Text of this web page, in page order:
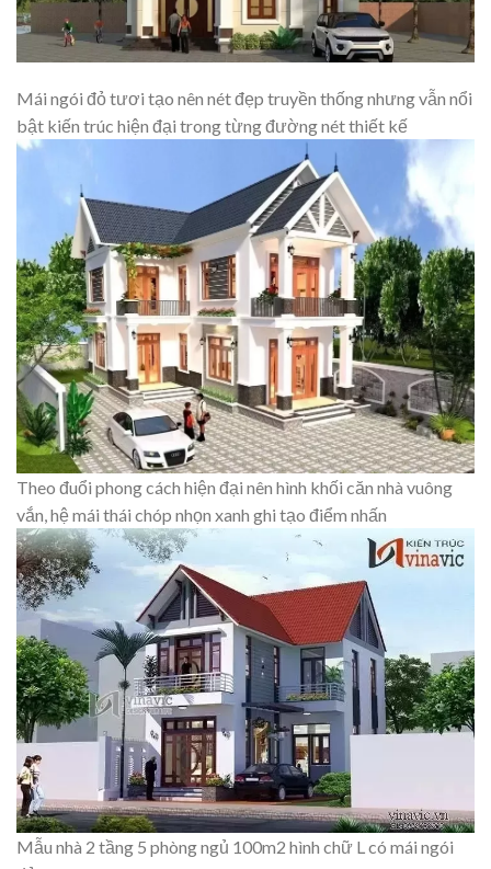
Mái ngói đỏ tươi tạo nên nét đẹp truyền thống nhưng vẫn nổi
bật kiến trúc hiện đại trong từng đường nét thiết kế
Theo đuổi phong cách hiện đại nên hình khối căn nhà vuông
vắn, hệ mái thái chóp nhọn xanh ghi tạo điểm nhấn
Mẫu nhà 2 tầng 5 phòng ngủ 100m2 hình chữ L có mái ngói